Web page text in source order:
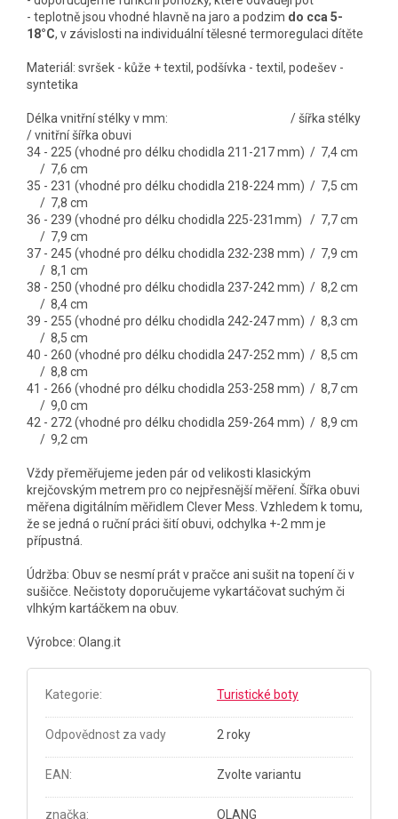
- teplotně jsou vhodné hlavně na jaro a podzim do cca 5-
18°C, v závislosti na individuální tělesné termoregulaci dítěte
Materiál: svršek - kůže + textil, podšívka - textil, podešev -
syntetika
Délka vnitřní stélky v mm: / šířka stélky
/ vnitřní šířka obuvi
34 - 225 (vhodné pro délku chodidla 211-217 mm) / 7,4 cm
/ 7,6 cm
35 - 231 (vhodné pro délku chodidla 218-224 mm) / 7,5 cm
/ 7,8 cm
36 - 239 (vhodné pro délku chodidla 225-231mm) / 7,7 cm
/ 7,9 cm
37 - 245 (vhodné pro délku chodidla 232-238 mm) / 7,9 cm
/ 8,1 cm
38 - 250 (vhodné pro délku chodidla 237-242 mm) / 8,2 cm
/ 8,4 cm
39 - 255 (vhodné pro délku chodidla 242-247 mm) / 8,3 cm
/ 8,5 cm
40 - 260 (vhodné pro délku chodidla 247-252 mm) / 8,5 cm
/ 8,8 cm
41 - 266 (vhodné pro délku chodidla 253-258 mm) / 8,7 cm
/ 9,0 cm
42 - 272 (vhodné pro délku chodidla 259-264 mm) / 8,9 cm
/ 9,2 cm
Vždy přeměřujeme jeden pár od velikosti klasickým
krejčovským metrem pro co nejpřesnější měření. Šířka obuvi
měřena digitálním měřidlem Clever Mess. Vzhledem k tomu,
že se jedná o ruční práci šití obuvi, odchylka +-2 mm je
přípustná.
Údržba: Obuv se nesmí prát v pračce ani sušit na topení či v
sušičce. Nečistoty doporučujeme vykartáčovat suchým či
vlhkým kartáčkem na obuv.
Výrobce: Olang.it
Kategorie: Turistické boty
Odpovědnost za vady 2 roky
EAN: Zvolte variantu
značka: OLANG